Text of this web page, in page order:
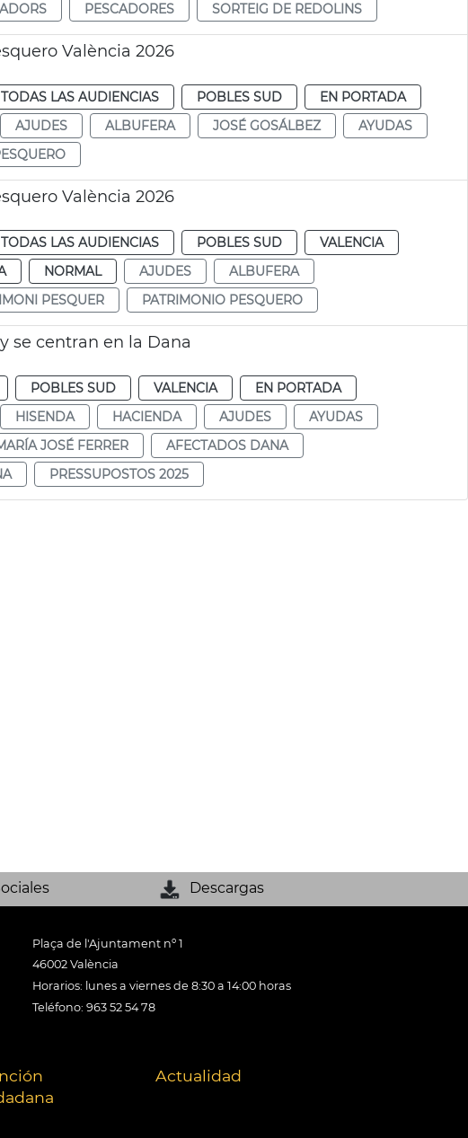
PESCADORES SORTEIG DE REDOLINS
València 2026
TODAS LAS AUDIENCIAS POBLES SUD
EN PORTADA
AJUDES ALBUFERA JOSÉ GOSÁLBEZ
AYUDAS
València 2026
TODAS LAS AUDIENCIAS POBLES SUD
VALENCIA
NORMAL AJUDES
ALBUFERA
PESQUER PATRIMONIO PESQUERO
se centran en la Dana
POBLES SUD VALENCIA
EN PORTADA
HISENDA HACIENDA AJUDES
AYUDAS
JOSÉ FERRER
AFECTADOS DANA
PRESSUPOSTOS 2025
Descargas
Plaça de l'Ajuntament nº 1
46002 València
Horarios: lunes a viernes de 8:30 a 14:00 horas
Teléfono: 963 52 54 78
Actualidad